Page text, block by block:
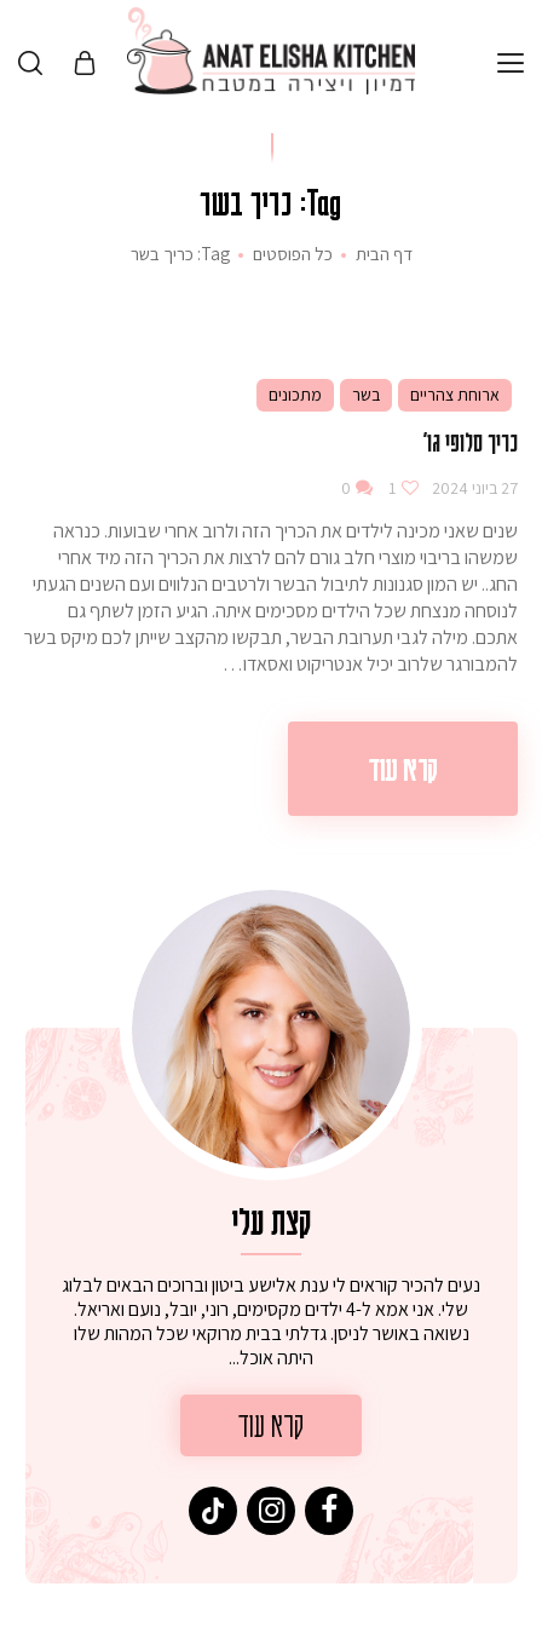
Tag: כריך בשר
דף הבית כל הפוסטים Tag: כריך בשר
ארוחת צהריים בשר מתכונים
כריך סלופי גו'
27 ביוני 2024 1
0
שנים שאני מכינה לילדים את הכריך הזה ולרוב אחרי שבועות. כנראה
שמשהו בריבוי מוצרי חלב גורם להם לרצות את הכריך הזה מיד אחרי
החג.. יש המון סגנונות לתיבול הבשר ולרטבים הנלווים ועם השנים הגעתי
לנוסחה מנצחת שכל הילדים מסכימים איתה. הגיע הזמן לשתף גם
אתכם. מילה לגבי תערובת הבשר, תבקשו מהקצב שייתן לכם מיקס בשר
להמבורגר שלרוב יכיל אנטריקוט ואסאדו…
קרא עוד
קצת עלי
נעים להכיר קוראים לי ענת אלישע ביטון וברוכים הבאים לבלוג
שלי. אני אמא ל-4 ילדים מקסימים, רוני, יובל, נועם ואריאל.
נשואה באושר לניסן. גדלתי בבית מרוקאי שכל המהות שלו
היתה אוכל...
קרא עוד